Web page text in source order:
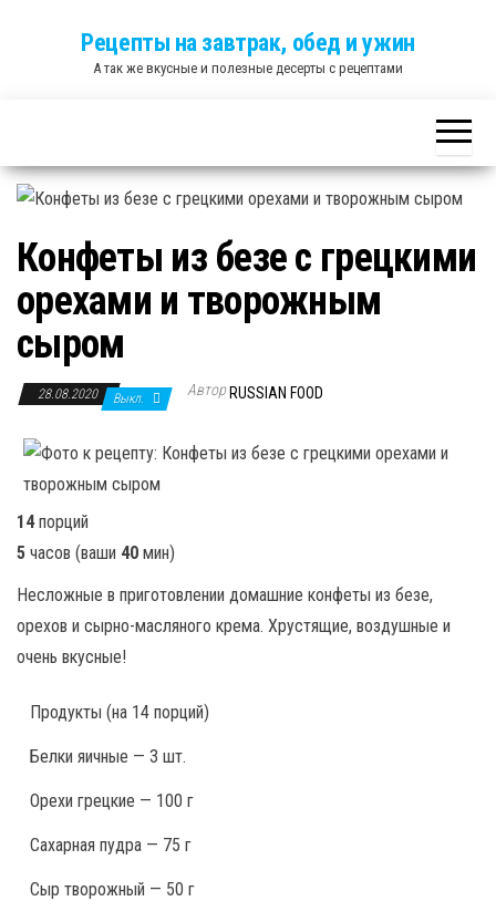
Рецепты на завтрак, обед и ужин
А так же вкусные и полезные десерты с рецептами
Конфеты из безе с грецкими
орехами и творожным
сыром
28.08.2020 Выкл. Автор RUSSIAN FOOD
14 порций
5 часов (ваши 40 мин)
Несложные в приготовлении домашние конфеты из безе,
орехов и сырно-масляного крема. Хрустящие, воздушные и
очень вкусные!
Продукты (на 14 порций)
Белки яичные — 3 шт.
Орехи грецкие — 100 г
Сахарная пудра — 75 г
Сыр творожный — 50 г